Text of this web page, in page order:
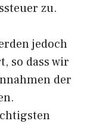
zu.
jedoch
so dass wir
der